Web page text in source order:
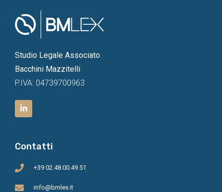
Studio Legale Associato
Bacchini Mazzitelli
P.IVA: 04739700963
Contatti
+39 02.48.00.49.51
info@bmlex.it